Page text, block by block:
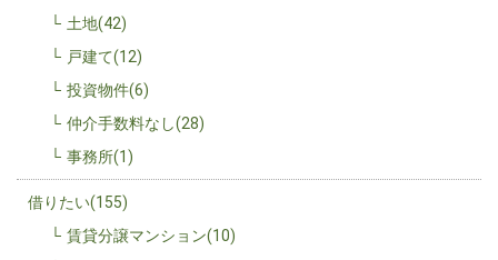
土地(42)
戸建て(12)
投資物件(6)
仲介手数料なし(28)
事務所(1)
借りたい(155)
賃貸分譲マンション(10)